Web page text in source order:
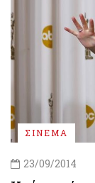
ΣΙΝΕΜΑ
23/09/2014